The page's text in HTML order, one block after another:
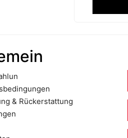
& Rückerstattung